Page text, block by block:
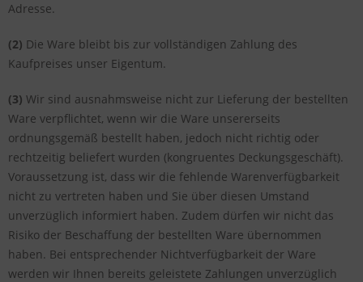
Adresse.
(2) Die Ware bleibt bis zur vollständigen Zahlung des
Kaufpreises unser Eigentum.
(3) Wir sind ausnahmsweise nicht zur Lieferung der bestellten
Ware verpflichtet, wenn wir die Ware unsererseits
ordnungsgemäß bestellt haben, jedoch nicht richtig oder
rechtzeitig beliefert wurden (kongruentes Deckungsgeschäft).
Voraussetzung ist, dass wir die fehlende Warenverfügbarkeit
nicht zu vertreten haben und Sie über diesen Umstand
unverzüglich informiert haben. Zudem dürfen wir nicht das
Risiko der Beschaffung der bestellten Ware übernommen
haben. Bei entsprechender Nichtverfügbarkeit der Ware
werden wir Ihnen bereits geleistete Zahlungen unverzüglich